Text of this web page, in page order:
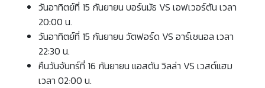
วันอาทิตย์ที่ 15 กันยายน บอร์นมัธ VS เอฟเวอร์ตัน เวลา
20:00 น.
วันอาทิตย์ที่ 15 กันยายน วัตฟอร์ด VS อาร์เซนอล เวลา
22:30 น.
คืนวันจันทร์ที่ 16 กันยายน แอสตัน วิลล่า VS เวสต์แฮม
เวลา 02:00 น.